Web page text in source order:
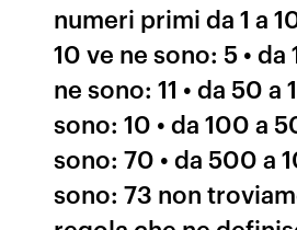
numeri primi da 1 a
10 ve ne sono: 5 • da
ne sono: 11 • da 50 a
sono: 10 • da 100 a
sono: 70 • da 500 a
sono: 73 non